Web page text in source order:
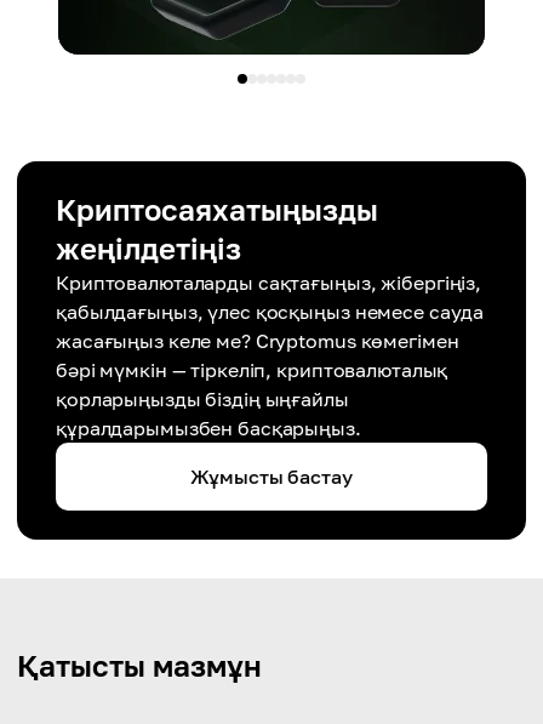
Криптосаяхатыңызды
жеңілдетіңіз
Криптовалюталарды сақтағыңыз, жібергіңіз,
қабылдағыңыз, үлес қосқыңыз немесе сауда
жасағыңыз келе ме? Cryptomus көмегімен
бәрі мүмкін — тіркеліп, криптовалюталық
қорларыңызды біздің ыңғайлы
құралдарымызбен басқарыңыз.
Жұмысты бастау
Қатысты мазмұн